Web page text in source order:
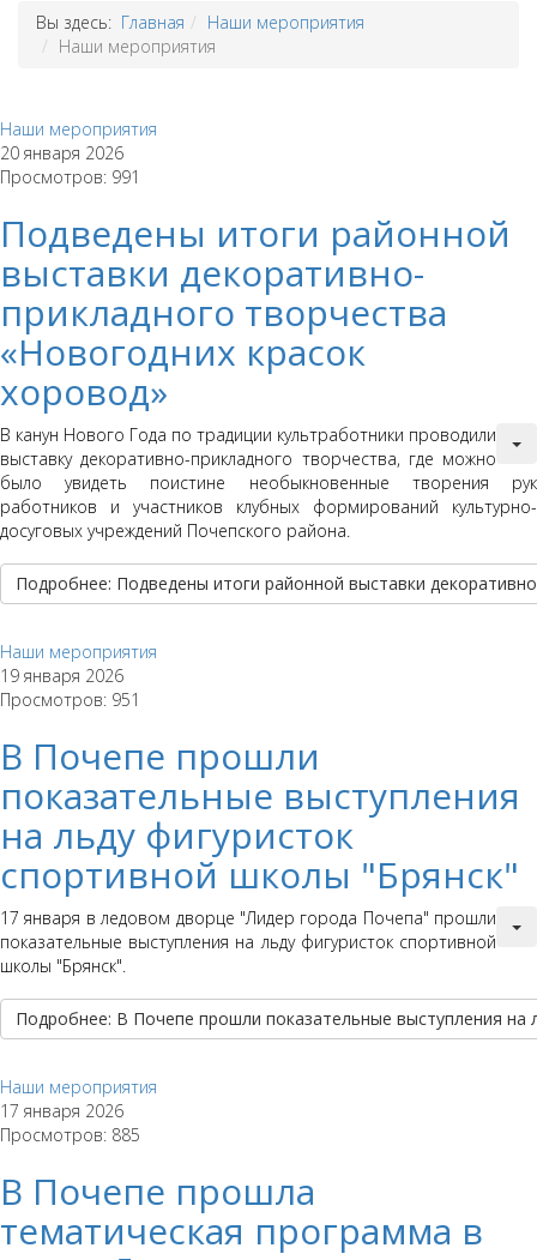
Вы здесь: Главная
Наши мероприятия
Наши мероприятия
Наши мероприятия
20 января 2026
Просмотров: 991
Подведены итоги районной
выставки декоративно-
прикладного творчества
«Новогодних красок
хоровод»
В канун Нового Года по традиции культработники проводили
выставку декоративно-прикладного творчества, где можно
было увидеть поистине необыкновенные творения рук
работников и участников клубных формирований культурно-
досуговых учреждений Почепского района.
Подробнее: Подведены итоги районной выставки
Наши мероприятия
19 января 2026
Просмотров: 951
В Почепе прошли
показательные выступления
на льду фигуристок
спортивной школы "Брянск"
17 января в ледовом дворце "Лидер города Почепа" прошли
показательные выступления на льду фигуристок спортивной
школы "Брянск".
Подробнее: В Почепе прошли показательные выступления на
Наши мероприятия
17 января 2026
Просмотров: 885
В Почепе прошла
тематическая программа в